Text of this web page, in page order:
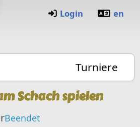
Login en
Turniere
Schach spielen
Beendet